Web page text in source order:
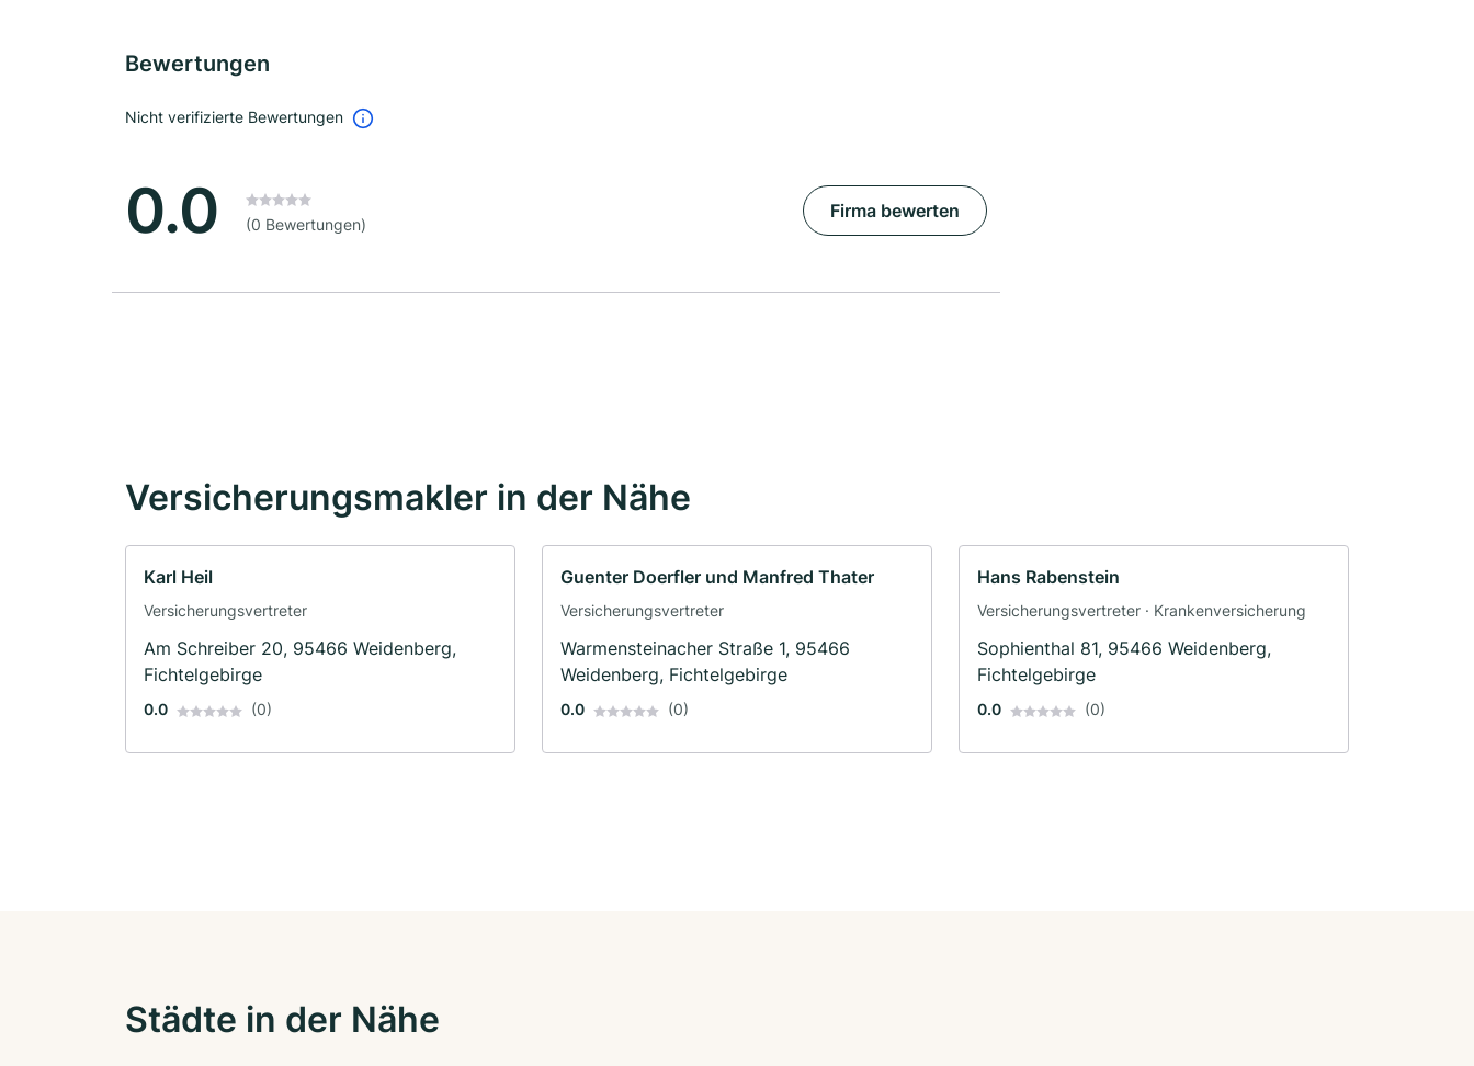
Bewertungen
Nicht verifizierte Bewertungen
0.0 (0 Bewertungen)
Firma bewerten
Versicherungsmakler in der Nähe
Karl Heil
Versicherungsvertreter
Am Schreiber 20, 95466 Weidenberg,
Fichtelgebirge
0.0 (0)
Guenter Doerfler und Manfred Thater
Versicherungsvertreter
Warmensteinacher Straße 1, 95466
Weidenberg, Fichtelgebirge
0.0 (0)
Hans Rabenstein
Versicherungsvertreter · Krankenversicherung
Sophienthal 81, 95466 Weidenberg,
Fichtelgebirge
0.0 (0)
Städte in der Nähe